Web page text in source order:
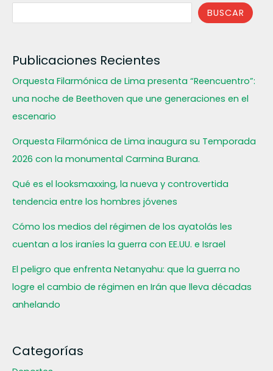
BUSCAR
Publicaciones Recientes
Orquesta Filarmónica de Lima presenta “Reencuentro”:
una noche de Beethoven que une generaciones en el
escenario
Orquesta Filarmónica de Lima inaugura su Temporada
2026 con la monumental Carmina Burana.
Qué es el looksmaxxing, la nueva y controvertida
tendencia entre los hombres jóvenes
Cómo los medios del régimen de los ayatolás les
cuentan a los iraníes la guerra con EE.UU. e Israel
El peligro que enfrenta Netanyahu: que la guerra no
logre el cambio de régimen en Irán que lleva décadas
anhelando
Categorías